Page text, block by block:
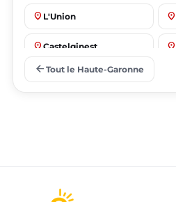
place L'Union place
place Castelginest place
place Villeneuve-Tolosane
arrow_back Tout le Haute-Garonne